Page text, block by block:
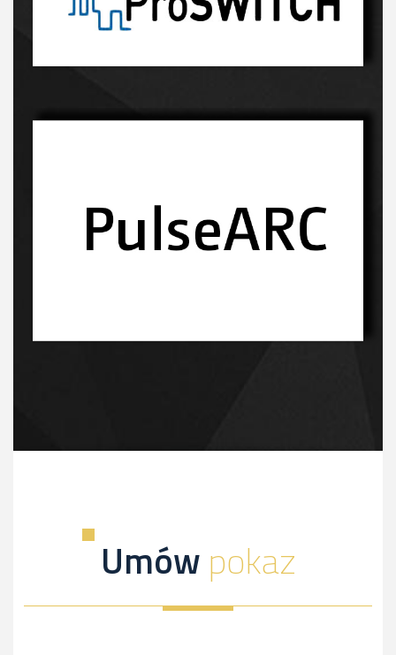
Innowacyjny proces-kliknij, a dowiesz sie więcej
Umówpokaz